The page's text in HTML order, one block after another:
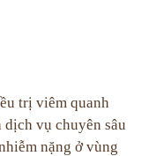
trị viêm quanh
vụ chuyên sâu
nặng ở vùng